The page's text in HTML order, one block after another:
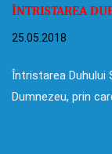
ÎNTRISTAREA
25.05.2018
Întristarea
Dumnezeu, prin